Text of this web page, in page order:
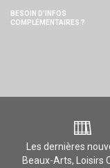
BESOIN D’INFOS
COMPLÉMENTAIRES ?
Les dernières
Beaux-Arts, Loisirs